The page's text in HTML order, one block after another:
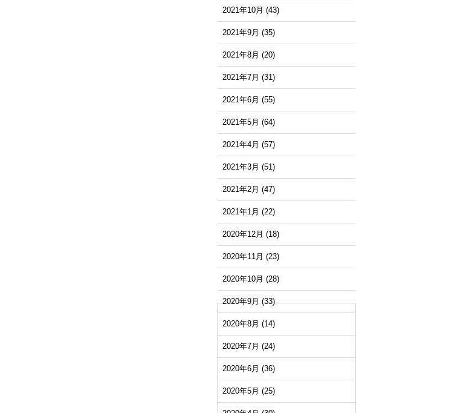
2021年10月 (43)
2021年9月 (35)
2021年8月 (20)
2021年7月 (31)
2021年6月 (55)
2021年5月 (64)
2021年4月 (57)
2021年3月 (51)
2021年2月 (47)
2021年1月 (22)
2020年12月 (18)
2020年11月 (23)
2020年10月 (28)
2020年9月(33)
2020年8月 (14)
2020年7月 (24)
2020年6月 (36)
2020年5月 (25)